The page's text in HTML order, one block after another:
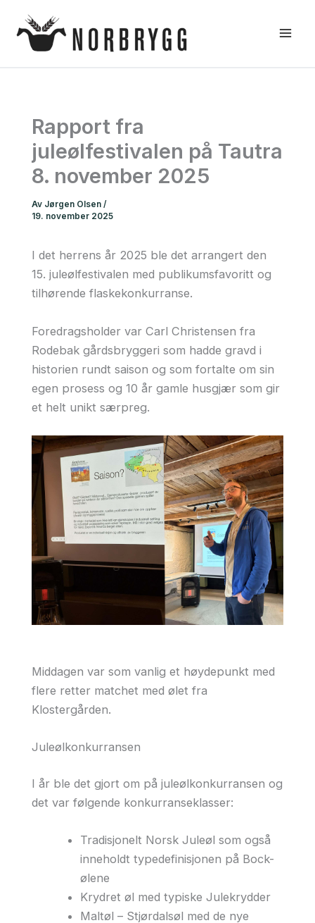
rett
Rapport fra
juleølfestivalen på Tautra
8. november 2025
Av Jørgen Olsen /
19. november 2025
I det herrens år 2025 ble det arrangert den
15. juleølfestivalen med publikumsfavoritt og
tilhørende flaskekonkurranse.
Foredragsholder var Carl Christensen fra
Rodebak gårdsbryggeri som hadde gravd i
historien rundt saison og som fortalte om sin
egen prosess og 10 år gamle husgjær som gir
et helt unikt særpreg.
Middagen var som vanlig et høydepunkt med
flere retter matchet med ølet fra
Klostergården.
Juleølkonkurransen
I år ble det gjort om på juleølkonkurransen og
det var følgende konkurranseklasser:
Tradisjonelt Norsk Juleøl som også
inneholdt typedefinisjonen på Bock-
ølene
Krydret øl med typiske Julekrydder
Maltøl – Stjørdalsøl med de nye